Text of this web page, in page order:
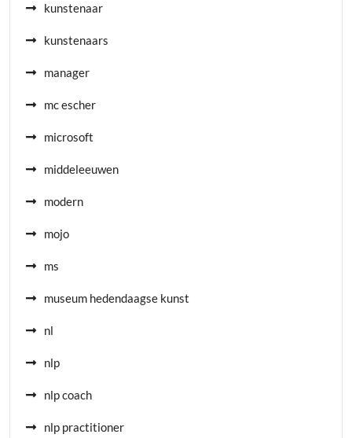
kunstenaar
kunstenaars
manager
mc escher
microsoft
middeleeuwen
modern
mojo
ms
museum hedendaagse kunst
nl
nlp
nlp coach
nlp practitioner